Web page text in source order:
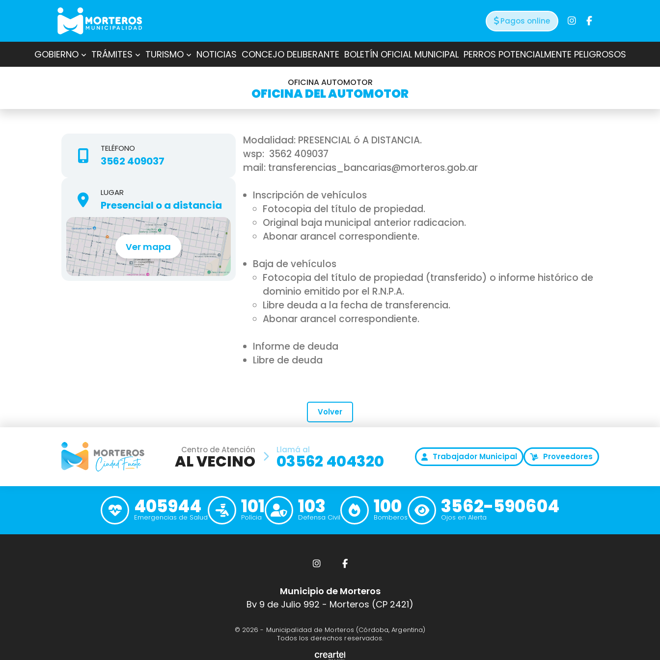
Pagos online
GOBIERNO TRÁMITES TURISMO NOTICIAS CONCEJO DELIBERANTE BOLETÍN OFICIAL MUNICIPAL PERROS POTENCIALMENTE PELIGROSOS
OFICINA AUTOMOTOR
OFICINA DEL AUTOMOTOR
TELÉFONO
3562 409037
LUGAR
Presencial o a distancia
Ver mapa
Modalidad: PRESENCIAL ó A DISTANCIA.
wsp: 3562 409037
mail: transferencias_bancarias@morteros.gob.ar
Inscripción de vehículos
Fotocopia del título de propiedad.
Original baja municipal anterior radicacion.
Abonar arancel correspondiente.
Baja de vehículos
Fotocopia del título de propiedad (transferido) o informe histórico de
dominio emitido por el R.N.P.A.
Libre deuda a la fecha de transferencia.
Abonar arancel correspondiente.
Informe de deuda
Libre de deuda
Volver
Centro de Atención
AL VECINO
Llamá al
03562 404320 Trabajador Municipal Proveedores
405944
Emergencias de Salud 101
Polícia 103
Defensa Civil 100
Bomberos 3562-590604
Ojos en Alerta
Municipio de Morteros
Bv 9 de Julio 992 - Morteros (CP 2421)
© 2026 - Municipalidad de Morteros (Córdoba, Argentina)
Todos los derechos reservados.